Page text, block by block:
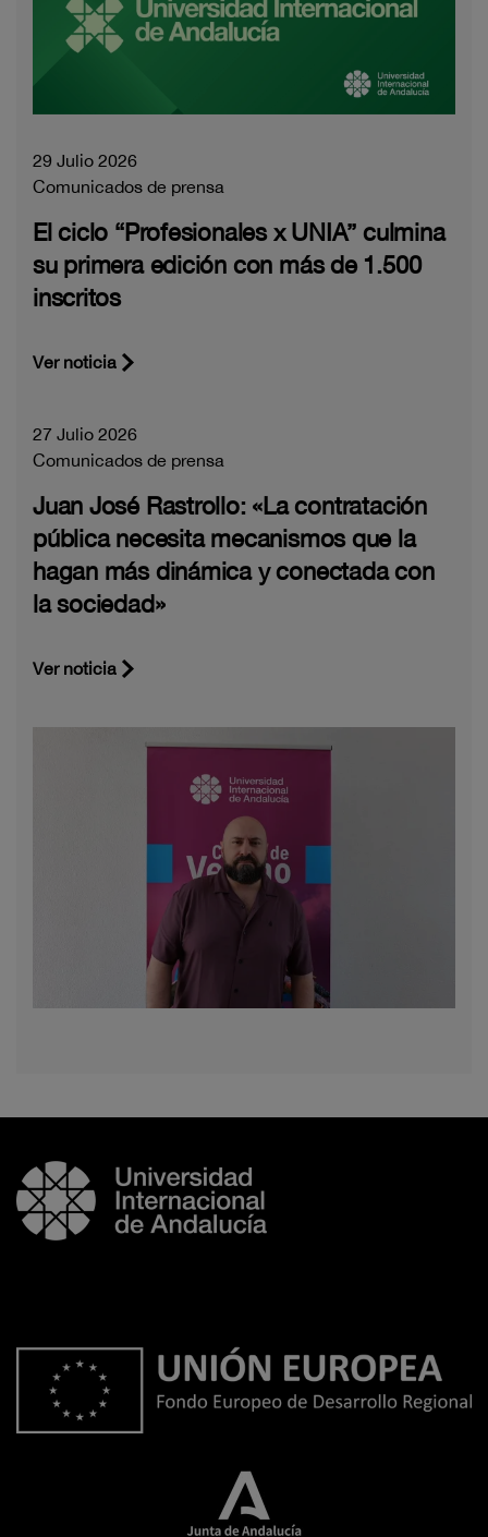
29 Julio 2026
Comunicados de prensa
El ciclo “Profesionales x UNIA” culmina
su primera edición con más de 1.500
inscritos
Ver noticia
27 Julio 2026
Comunicados de prensa
Juan José Rastrollo: «La contratación
pública necesita mecanismos que la
hagan más dinámica y conectada con
la sociedad»
Ver noticia